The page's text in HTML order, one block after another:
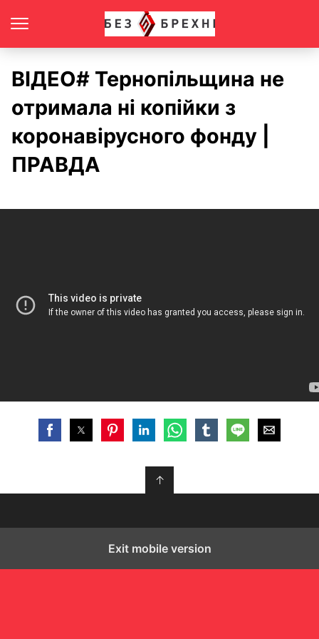
ВІДЕО# Тернопільщина не
отримала ні копійки з
коронавірусного фонду |
ПРАВДА
↑
Exit mobile version